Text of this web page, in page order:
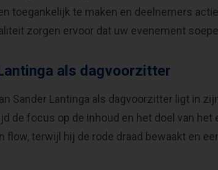
toegankelijk te maken en deelnemers
zorgen ervoor dat uw evenement
als dagvoorzitter
Sander Lantinga als dagvoorzitter ligt in
de focus op de inhoud en het doel van
flow, terwijl hij de rode draad bewaakt en